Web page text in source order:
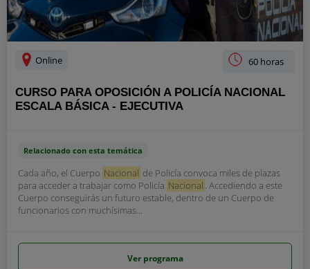
Online 60 horas
CURSO PARA OPOSICIÓN A POLICÍA NACIONAL
ESCALA BÁSICA - EJECUTIVA
Relacionado con esta temática
Cada año, el Cuerpo Nacional de Policía convoca miles de plazas
para acceder a trabajar como Policía Nacional . Accediendo a este
Cuerpo conseguirás un futuro estable, dentro de un Cuerpo de
funcionarios con muchísimas...
Ver programa